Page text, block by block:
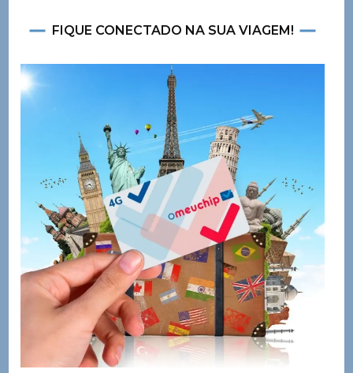
FIQUE CONECTADO NA SUA VIAGEM!